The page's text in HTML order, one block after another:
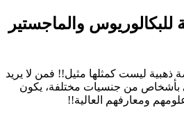
للبكالوريوس والماجستير
ذهبية ليست كمثلها مثيل!! فمن لا يريد
بأشخاص من جنسيات مختلفة، يكون
ومعارفهم العالية!!